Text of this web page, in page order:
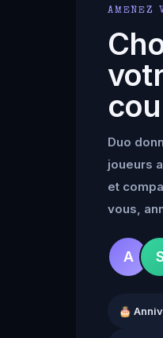
AMENEZ
Duo
joueurs
et
vous,
A
🎂